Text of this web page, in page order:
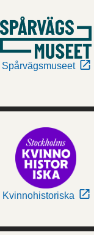
Spårvägsmuseet
Kvinnohistoriska